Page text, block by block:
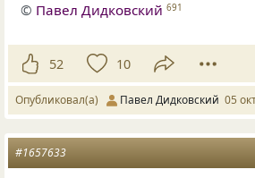
© Павел Дидковский 691
52 10
Опубликовал(а) Павел Дидковский 05
#1657633